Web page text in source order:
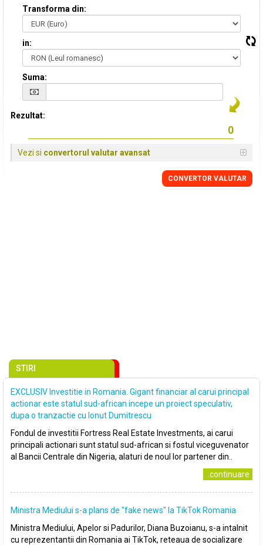
Transforma din:
in:
Suma:
Rezultat:
Vezi si convertorul valutar avansat
CONVERTOR VALUTAR
STIRI
EXCLUSIV Investitie in Romania. Gigant financiar al carui principal
actionar este statul sud-african incepe un proiect speculativ,
dupa o tranzactie cu Ionut Dumitrescu
Fondul de investitii Fortress Real Estate Investments, ai carui
principali actionari sunt statul sud-african si fostul viceguvenator
al Bancii Centrale din Nigeria, alaturi de noul lor partener din..
..continuare
Ministra Mediului s-a plans de ″fake news″ la TikTok Romania
Ministra Mediului, Apelor si Padurilor, Diana Buzoianu, s-a intalnit
cu reprezentantii din Romania ai TikTok, reteaua de socializare